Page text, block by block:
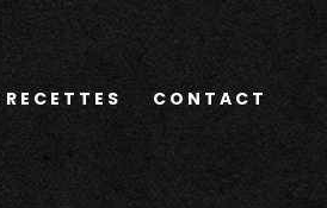
CONTACT